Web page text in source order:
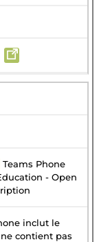
Teams Phone
- Open
inclut le
contient pas